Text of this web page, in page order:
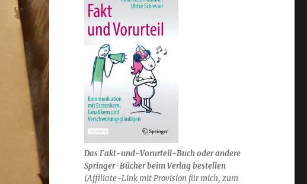
Das Fakt-und-Vorurteil-Buch oder andere
Springer-Bücher beim Verlag bestellen
(Affiliate-Link mit Provision für mich, zum